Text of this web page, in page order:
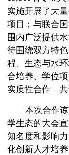
实施开展了大
项目；与联合
围内广泛提供
待围绕双方特
程、生态与水
合培养、学位
实质性合作，共
本次合作
学生态的大会
知名度和影响
化创新人才培